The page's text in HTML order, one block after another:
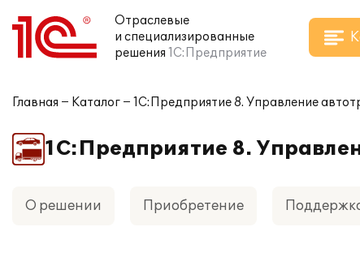
Отраслевые
и специализированные
решения 1С:Предприятие
Главная Каталог 1С:Предприятие 8. Управление
1С:Предприятие 8.
О решении Приобретение